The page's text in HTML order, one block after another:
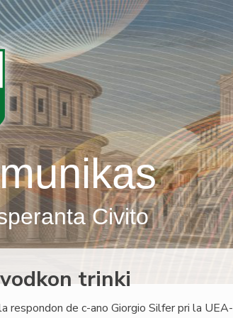
Civito
trinki
respondon de c-ano Giorgio Silfer pri la UEA-